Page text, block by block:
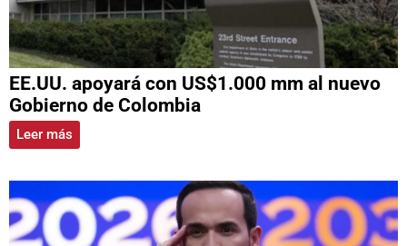
EE.UU. apoyará con US$1.000 mm al nuevo
Gobierno de Colombia
Leer más